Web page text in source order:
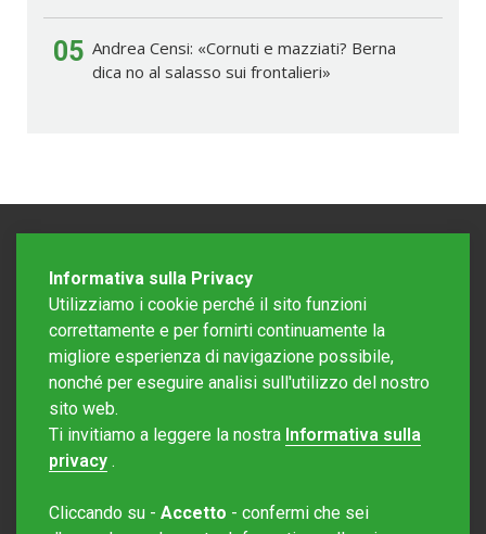
05 Andrea Censi: «Cornuti e mazziati? Berna
dica no al salasso sui frontalieri»
Editore Rotostampa SA
Informativa sulla Privacy
Utilizziamo i cookie perché il sito funzioni
correttamente e per fornirti continuamente la
migliore esperienza di navigazione possibile,
nonché per eseguire analisi sull'utilizzo del nostro
sito web.
Ti invitiamo a leggere la nostra Informativa sulla
privacy .
Cliccando su - Accetto - confermi che sei